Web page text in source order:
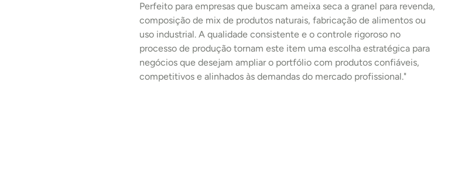
Perfeito para empresas que buscam ameixa seca a granel para revenda,
composição de mix de produtos naturais, fabricação de alimentos ou
uso industrial. A qualidade consistente e o controle rigoroso no
processo de produção tornam este item uma escolha estratégica para
negócios que desejam ampliar o portfólio com produtos confiáveis,
competitivos e alinhados às demandas do mercado profissional."